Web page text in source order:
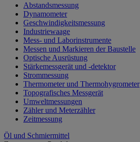
Abstandsmessung
Dynamometer
Geschwindigkeitsmessung
Industriewaage
Mess- und Laborinstrumente
Messen und Markieren der Baustelle
Optische Ausrüstung
Stärkemessgerät und -detektor
Strommessung
Thermometer und Thermohygrometer
Topografisches Messgerät
Umweltmessungen
Zähler und Meterzähler
Zeitmessung
Öl und Schmiermittel